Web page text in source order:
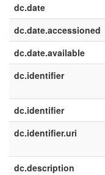
dc.date
dc.date.accessioned
dc.date.available
dc.identifier
dc.identifier
dc.identifier.uri
dc.description